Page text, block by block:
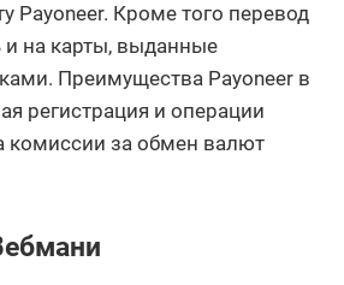
Payoneer. Кроме того перевод
на карты, выданные
Преимущества Payoneer в
регистрация и операции
комиссии за обмен валют